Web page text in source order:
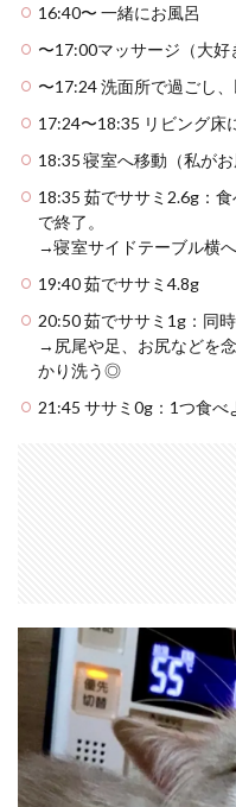
16:40〜 一緒にお風呂
〜17:00マッサージ（大好
〜17:24 洗面所で過ごし
17:24〜18:35 リビング床
18:35 寝室へ移動（私がお
18:35 茹でササミ2.6g：
で終了。
→寝室サイドテーブル横
19:40 茹でササミ4.8g
20:50 茹でササミ1g：同
→尻尾や足、お尻などを
かり洗う◎
21:45 ササミ0g：1つ食べ